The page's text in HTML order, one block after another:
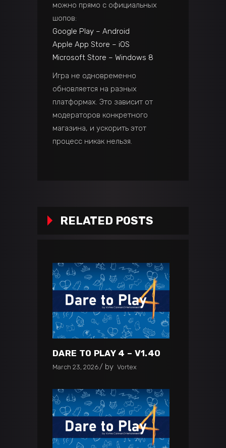
можно прямо с официальных
шопов:
Google Play – Android
Apple App Store – iOS
Microsoft Store – Windows 8
Игра не одновременно
обновляется на разных
платформах. Это зависит от
модераторов конкретного
магазина, и ускорить этот
процесс никак нельзя.
RELATED POSTS
DARE TO PLAY 4 – V1.40
March 23, 2026 by Vortex